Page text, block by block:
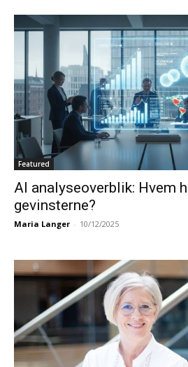
Featured
AI analyseoverblik: Hvem
gevinsterne?
Maria Langer - 10/12/2025